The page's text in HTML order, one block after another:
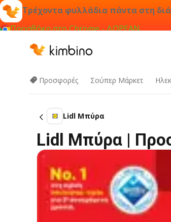
Τρέχοντα φυλλάδια πάντα στη
Προσθήκη στο Chrome - ΔΩΡΕΑΝ
Προσφορές Σούπερ Μάρκετ
Lidl Μπύρα
Lidl Μπύρα |